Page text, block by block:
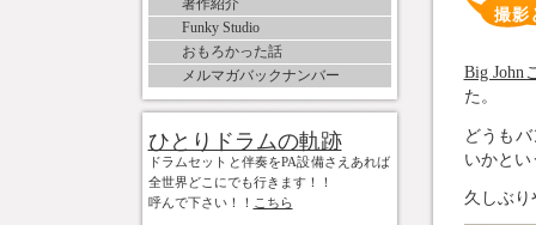
著作紹介
Funky Studio
おもろかった話
メルマガバックナンバー
ひとりドラムの軌跡
ドラムセットと伴奏をPA設備さえあれば
全世界どこにでも行きます！！
呼んで下さい！！ こちら
撮影
Big John
た。
どうも
いかと
久しぶ